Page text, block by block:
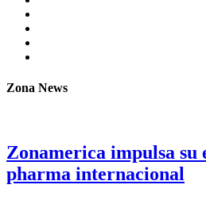
Zona News
Zonamerica impulsa su
pharma internacional